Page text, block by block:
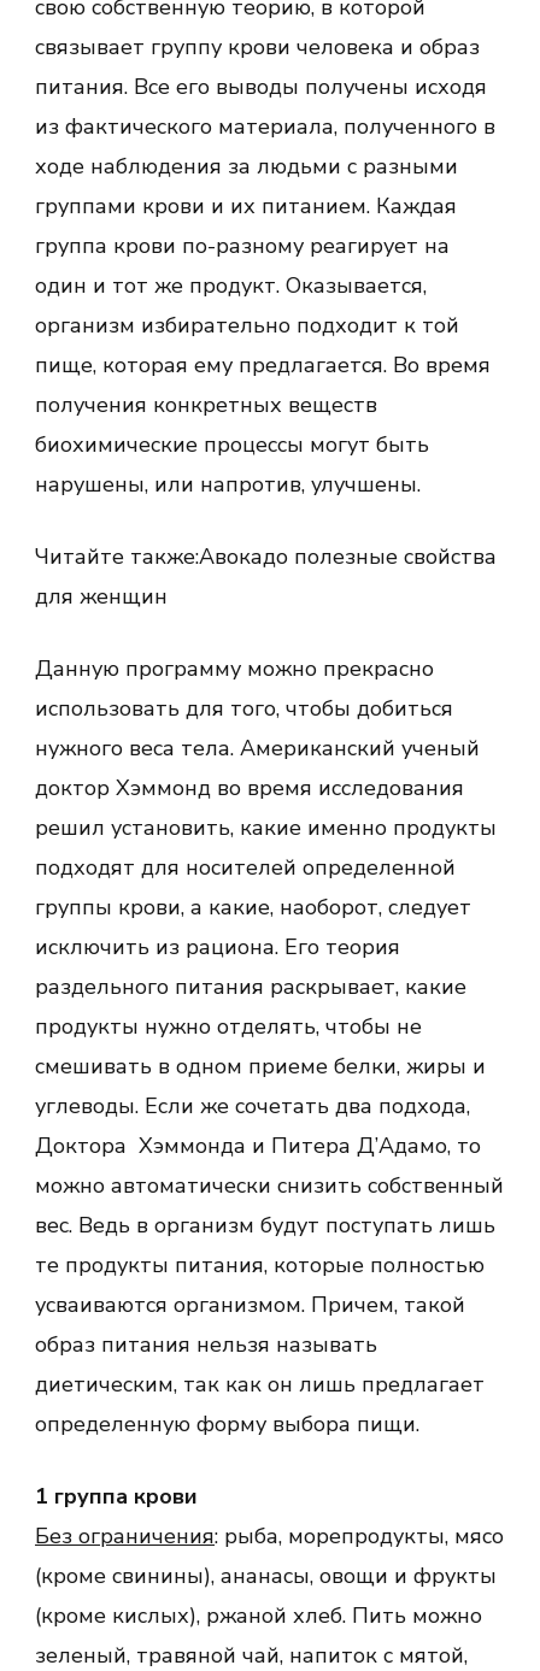
свою собственную теорию, в которой
связывает группу крови человека и образ
питания. Все его выводы получены исходя
из фактического материала, полученного в
ходе наблюдения за людьми с разными
группами крови и их питанием. Каждая
группа крови по-разному реагирует на
один и тот же продукт. Оказывается,
организм избирательно подходит к той
пище, которая ему предлагается. Во время
получения конкретных веществ
биохимические процессы могут быть
нарушены, или напротив, улучшены.
Читайте также:Авокадо полезные свойства
для женщин
Данную программу можно прекрасно
использовать для того, чтобы добиться
нужного веса тела. Американский ученый
доктор Хэммонд во время исследования
решил установить, какие именно продукты
подходят для носителей определенной
группы крови, а какие, наоборот, следует
исключить из рациона. Его теория
раздельного питания раскрывает, какие
продукты нужно отделять, чтобы не
смешивать в одном приеме белки, жиры и
углеводы. Если же сочетать два подхода,
Доктора Хэммонда и Питера Д’Адамо, то
можно автоматически снизить собственный
вес. Ведь в организм будут поступать лишь
те продукты питания, которые полностью
усваиваются организмом. Причем, такой
образ питания нельзя называть
диетическим, так как он лишь предлагает
определенную форму выбора пищи.
1 группа крови
Без ограничения: рыба, морепродукты, мясо
(кроме свинины), ананасы, овощи и фрукты
(кроме кислых), ржаной хлеб. Пить можно
зеленый, травяной чай, напиток с мятой,